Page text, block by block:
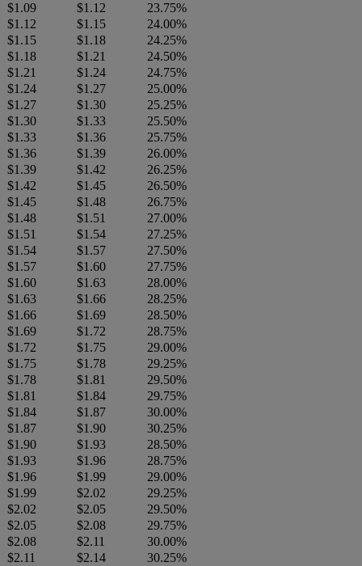
$1.09
$1.12
23.75%
$1.12
$1.15
24.00%
$1.15
$1.18
24.25%
$1.18
$1.21
24.50%
$1.21
$1.24
24.75%
$1.24
$1.27
25.00%
$1.27
$1.30
25.25%
$1.30
$1.33
25.50%
$1.33
$1.36
25.75%
$1.36
$1.39
26.00%
$1.39
$1.42
26.25%
$1.42
$1.45
26.50%
$1.45
$1.48
26.75%
$1.48
$1.51
27.00%
$1.51
$1.54
27.25%
$1.54
$1.57
27.50%
$1.57
$1.60
27.75%
$1.60
$1.63
28.00%
$1.63
$1.66
28.25%
$1.66
$1.69
28.50%
$1.69
$1.72
28.75%
$1.72
$1.75
29.00%
$1.75
$1.78
29.25%
$1.78
$1.81
29.50%
$1.81
$1.84
29.75%
$1.84
$1.87
30.00%
$1.87
$1.90
30.25%
$1.90
$1.93
28.50%
$1.93
$1.96
28.75%
$1.96
$1.99
29.00%
$1.99
$2.02
29.25%
$2.02
$2.05
29.50%
$2.05
$2.08
29.75%
$2.08
$2.11
30.00%
$2.11
$2.14
30.25%